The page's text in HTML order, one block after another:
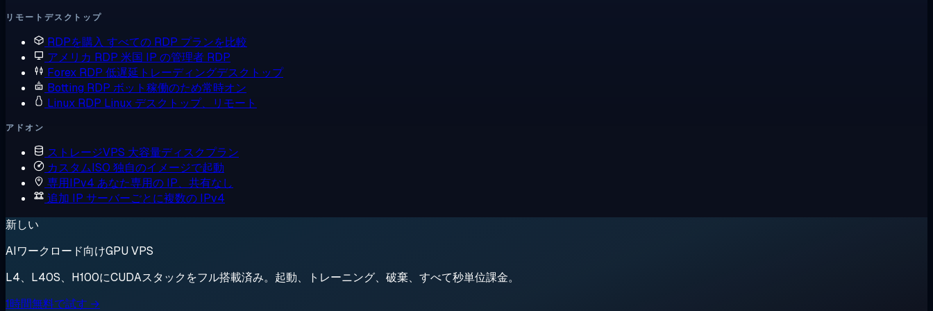
リモートデスクトップ
RDPを購入 すべての RDP プランを比較
アメリカ RDP 米国 IP の管理者 RDP
Forex RDP 低遅延トレーディングデスクトップ
Botting RDP ボット稼働のため常時オン
Linux RDP Linux デスクトップ、リモート
アドオン
ストレージVPS 大容量ディスクプラン
カスタムISO 独自のイメージで起動
専用IPv4 あなた専用の IP、共有なし
追加 IP サーバーごとに複数の IPv4
新しい
AIワークロード向けGPU VPS
L4、L40S、H100にCUDAスタックをフル搭載済み。起動、トレーニング、破棄、すべて秒単位課金。
1時間無料で試す →